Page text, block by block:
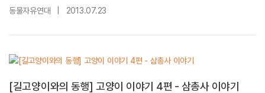
동물자유연대 2013.07.23
[길고양이와의 동행] 고양이 이야기 4편 - 삼총사 이야기